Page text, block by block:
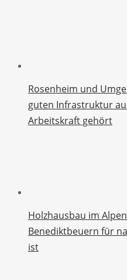
Rosenheim und
guten Infrastruktur
Arbeitskraft gehört
Holzhausbau im
Benediktbeuern für
ist